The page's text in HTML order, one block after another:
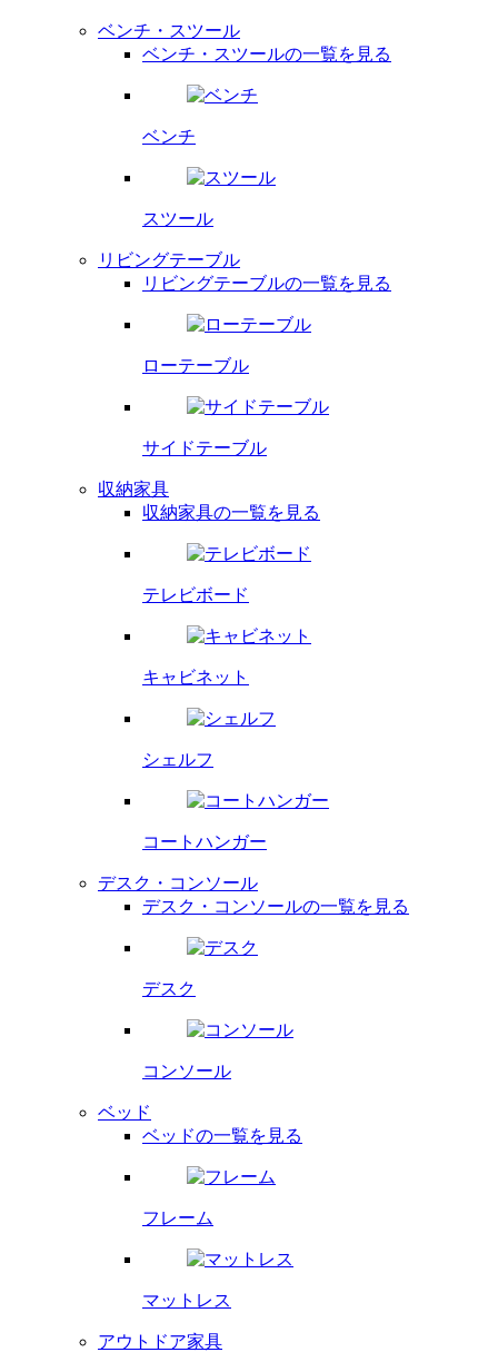
ベンチ・スツール
ベンチ・スツールの一覧を見る
ベンチ
スツール
リビングテーブル
リビングテーブルの一覧を見る
ローテーブル
サイドテーブル
収納家具
収納家具の一覧を見る
テレビボード
キャビネット
シェルフ
コートハンガー
デスク・コンソール
デスク・コンソールの一覧を見る
デスク
コンソール
ベッド
ベッドの一覧を見る
フレーム
マットレス
アウトドア家具